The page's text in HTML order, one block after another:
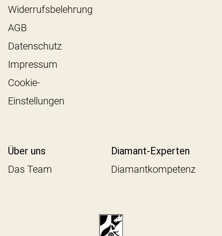
Widerrufsbelehrung
AGB
Datenschutz
Impressum
Cookie-
Einstellungen
Über uns
Das Team
Diamant-Experten
Diamantkompetenz